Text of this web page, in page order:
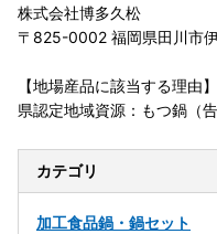
株式会社博多久松
〒825-0002 福岡県田川市
【地場産品に該当する理由】
県認定地域資源：もつ鍋（
カテゴリ
加工食品鍋・鍋セット